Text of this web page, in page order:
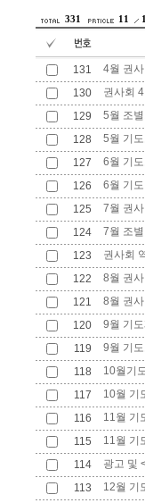
331 11
131
4월 권
130
권사회
129
5월 조
128
5월 기
127
6월 기
126
6월 기
125
7월 권
124
7월 조
123
권사회
122
8월 권
121
8월 권
120
9월 기
119
9월 기
118
10월기
117
10월 기
116
11월 기
115
11월 기
114
광고 및
113
12월 기